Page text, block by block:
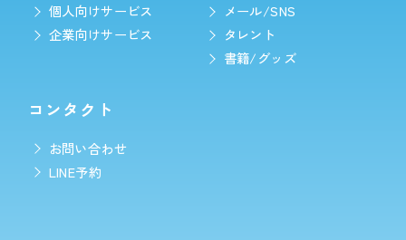
個人向けサービス
企業向けサービス
メール/SNS
タレント
書籍/グッズ
コンタクト
お問い合わせ
LINE予約